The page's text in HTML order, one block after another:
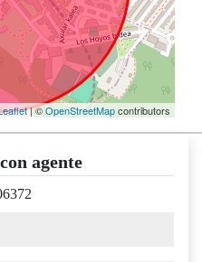
| ©OpenStreetMapcontributors
agente